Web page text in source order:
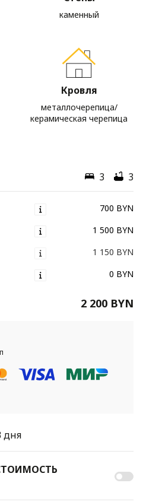
каменный
Кровля
металлочерепица/
керамическая черепица
3 3
700 BYN
1 500 BYN
1 150 BYN
0 BYN
2 200 BYN
дня